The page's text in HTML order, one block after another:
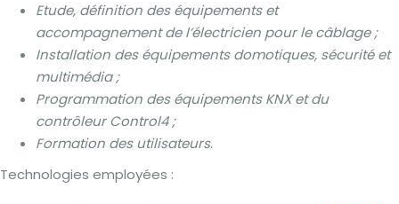
Etude, définition des équipements et
accompagnement de l’électricien pour le câblage ;
Installation des équipements domotiques, sécurité et
multimédia ;
Programmation des équipements KNX et du
contrôleur Control4 ;
Formation des utilisateurs.
Technologies employées :